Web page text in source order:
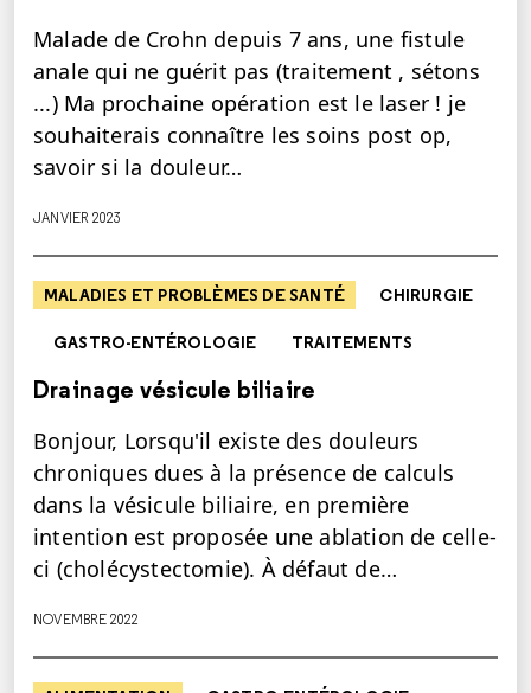
Malade de Crohn depuis 7 ans, une fistule
anale qui ne guérit pas (traitement , sétons
...) Ma prochaine opération est le laser ! je
souhaiterais connaître les soins post op,
savoir si la douleur…
JANVIER 2023
MALADIES ET PROBLÈMES DE SANTÉ CHIRURGIE
GASTRO-ENTÉROLOGIE TRAITEMENTS
Drainage vésicule biliaire
Bonjour, Lorsqu'il existe des douleurs
chroniques dues à la présence de calculs
dans la vésicule biliaire, en première
intention est proposée une ablation de celle-
ci (cholécystectomie). À défaut de…
NOVEMBRE 2022